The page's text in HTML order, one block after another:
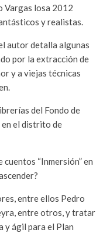
Vargas losa 2012
y realistas.
autor detalla algunas
por la extracción de
y a viejas técnicas
del Fondo de
en el distrito de
“Inmersión” en
entre ellos Pedro
entre otros, y tratar
y ágil para el Plan